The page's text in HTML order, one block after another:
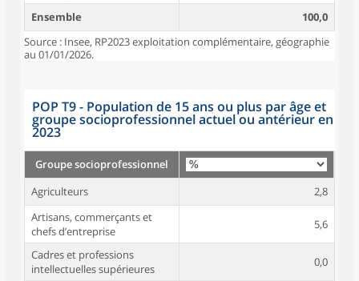
Ensemble
100,0
Source : Insee, RP2023 exploitation complémentaire, géographie
au 01/01/2026.
POP T9 - Population de 15 ans ou plus par âge et
groupe socioprofessionnel actuel ou antérieur en
2023
Groupe socioprofessionnel
Agriculteurs
2,8
Artisans, commerçants et
chefs d’entreprise
5,6
Cadres et professions
intellectuelles supérieures
0,0